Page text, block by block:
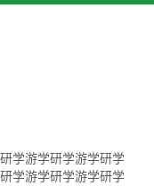
学游学研学游学研学
学游学研学游学研学